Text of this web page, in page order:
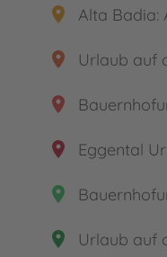
place Alta Badia:
place Urlaub auf
place
place Eggental
place
place
Urlaub auf